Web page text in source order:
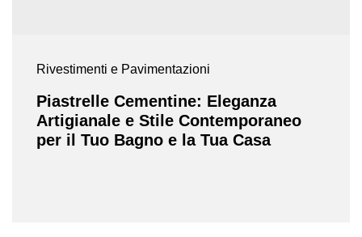
Rivestimenti e Pavimentazioni
Piastrelle Cementine: Eleganza
Artigianale e Stile Contemporaneo
per il Tuo Bagno e la Tua Casa